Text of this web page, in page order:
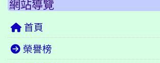
網站導覽
首頁
榮譽榜